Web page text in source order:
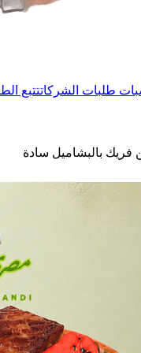
طلبات الشركاتتتبع
فريك بالبشاميل سادة